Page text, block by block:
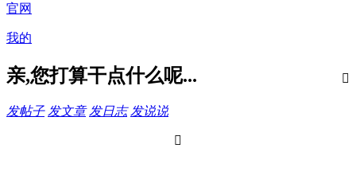
官网
我的

亲,您打算干点什么呢...
发帖子 发文章 发日志 发说说
